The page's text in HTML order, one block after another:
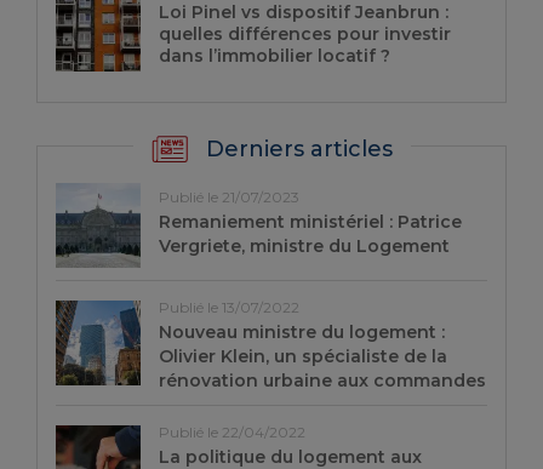
Loi Pinel vs dispositif Jeanbrun :
quelles différences pour investir
dans l’immobilier locatif ?
Derniers articles
Publié le 21/07/2023
Remaniement ministériel : Patrice
Vergriete, ministre du Logement
Publié le 13/07/2022
Nouveau ministre du logement :
Olivier Klein, un spécialiste de la
rénovation urbaine aux commandes
Publié le 22/04/2022
La politique du logement aux